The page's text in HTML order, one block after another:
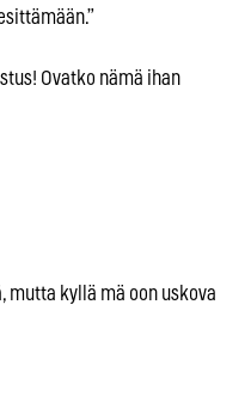
Ovatko nämä ihan
mutta kyllä mä oon uskova